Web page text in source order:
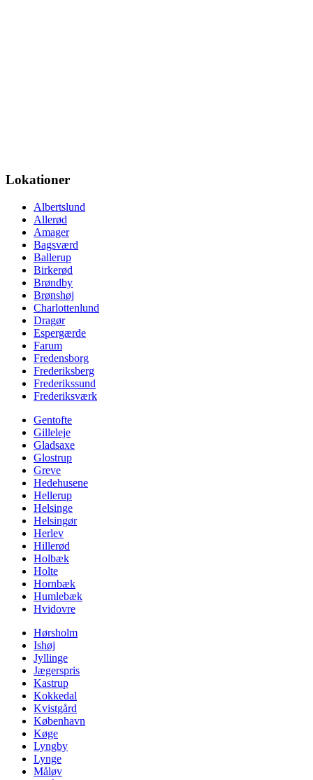
Lokationer
Albertslund
Allerød
Amager
Bagsværd
Ballerup
Birkerød
Brøndby
Brønshøj
Charlottenlund
Dragør
Espergærde
Farum
Fredensborg
Frederiksberg
Frederikssund
Frederiksværk
Gentofte
Gilleleje
Gladsaxe
Glostrup
Greve
Hedehusene
Hellerup
Helsinge
Helsingør
Herlev
Hillerød
Holbæk
Holte
Hornbæk
Humlebæk
Hvidovre
Hørsholm
Ishøj
Jyllinge
Jægerspris
Kastrup
Kokkedal
Kvistgård
København
Køge
Lyngby
Lynge
Måløv